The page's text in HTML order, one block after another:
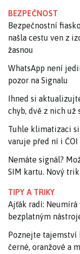
BEZPEČNOST
Bezpečnostní
našla cestu ven z
žasnou
WhatsApp není
pozor na Signalu
Ihned si
chyb, dvě z nich už
Tuhle klimatizaci
varuje před ní i ČOI
Nemáte signál?
SIM kartu. Nový
TIPY A TRIKY
Ajťák radí:
bezplatným
Poznejte tajemství
černé, oranžové a